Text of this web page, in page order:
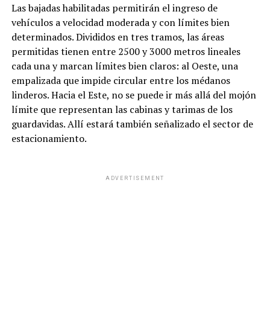
Las bajadas habilitadas permitirán el ingreso de
vehículos a velocidad moderada y con límites bien
determinados. Divididos en tres tramos, las áreas
permitidas tienen entre 2500 y 3000 metros lineales
cada una y marcan límites bien claros: al Oeste, una
empalizada que impide circular entre los médanos
linderos. Hacia el Este, no se puede ir más allá del mojón
límite que representan las cabinas y tarimas de los
guardavidas. Allí estará también señalizado el sector de
estacionamiento.
ADVERTISEMENT